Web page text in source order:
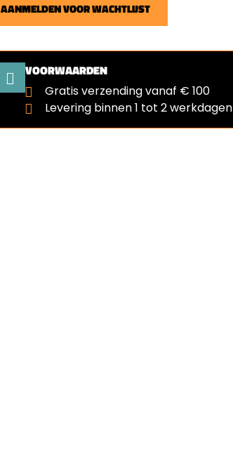
AANMELDEN VOOR WACHTLIJST
VOORWAARDEN
Gratis verzending vanaf € 100
Levering binnen 1 tot 2 werkdagen